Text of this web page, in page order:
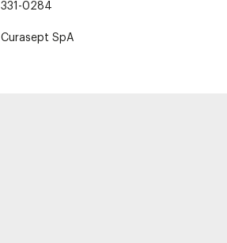
331-0284
Curasept SpA